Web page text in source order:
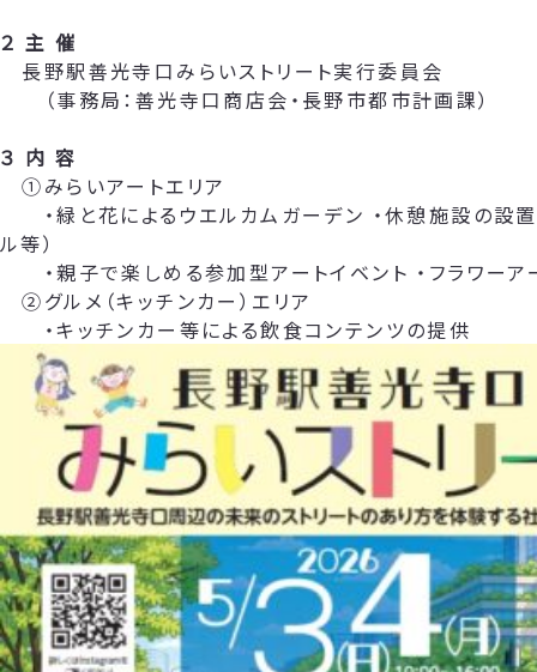
２ 主 催
長野駅善光寺口みらいストリート実行委員会
（事務局：善光寺口商店会・長野市都市計画課）
３ 内 容
①みらいアートエリア
・緑と花によるウエルカムガーデン ・休憩施設の設置
ル等）
・親子で楽しめる参加型アートイベント ・フラワーア
②グルメ（キッチンカー）エリア
・キッチンカー等による飲食コンテンツの提供